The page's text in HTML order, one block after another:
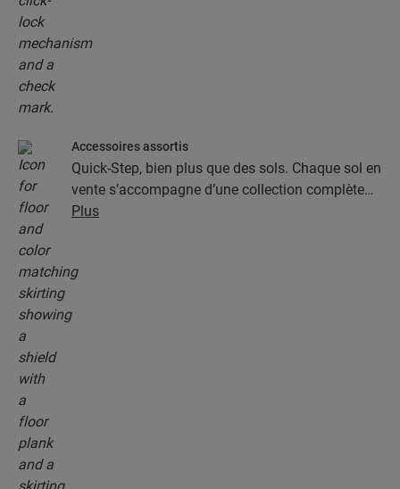
Accessoires assortis
Quick-Step, bien plus que des sols. Chaque sol en
vente s’accompagne d’une collection complète
d’accessoires, parmi lesquels des sous-couches,
Plus